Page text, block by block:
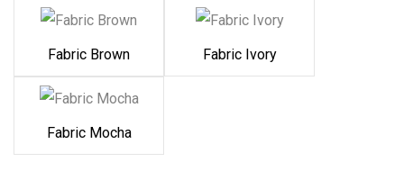
Fabric Brown Fabric Ivory
Fabric Mocha